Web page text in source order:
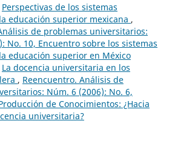
Perspectivas de los sistemas
educación superior mexicana ,
de problemas universitarios:
No. 10, Encuentro sobre los sistemas
educación superior en México
La docencia universitaria en los
, Reencuentro. Análisis de
Núm. 6 (2006): No. 6,
de Conocimientos: ¿Hacia
universitaria?